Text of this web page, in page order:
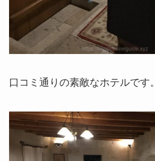
口コミ通りの素敵なホテルです。